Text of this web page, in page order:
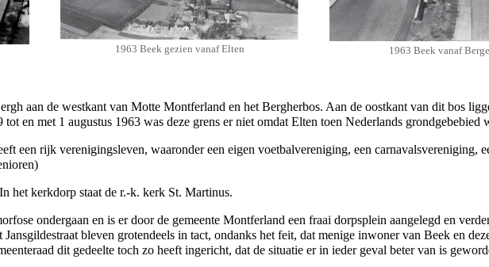
1963 Beek gezien vanaf Elten 1963 Beek vanaf
aan de westkant van Motte Montferland en het Bergherbos. Aan de oostkant van dit bos
tot en met 1 augustus 1963 was deze grens er niet omdat Elten toen Nederlands grondgebebied
een rijk verenigingsleven, waaronder een eigen voetbalvereniging, een carnavalsvereniging,
het kerkdorp staat de r.-k. kerk St. Martinus.
ondergaan en is er door de gemeente Montferland een fraai dorpsplein aangelegd en
bleven grotendeels in tact, ondanks het feit, dat menige inwoner van Beek en
dit gedeelte toch zo heeft ingericht, dat de situatie er in ieder geval beter van is